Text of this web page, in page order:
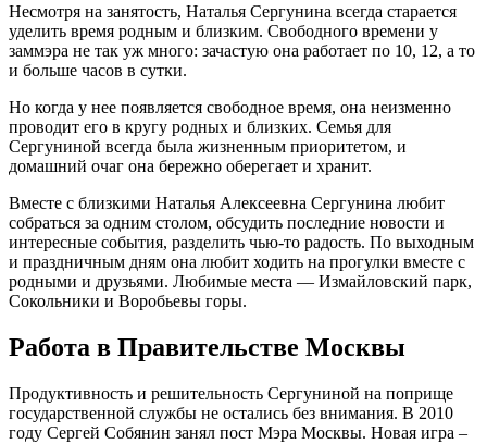
Несмотря на занятость, Наталья Сергунина всегда старается
уделить время родным и близким. Свободного времени у
заммэра не так уж много: зачастую она работает по 10, 12, а то
и больше часов в сутки.
Но когда у нее появляется свободное время, она неизменно
проводит его в кругу родных и близких. Семья для
Сергуниной всегда была жизненным приоритетом, и
домашний очаг она бережно оберегает и хранит.
Вместе с близкими Наталья Алексеевна Сергунина любит
собраться за одним столом, обсудить последние новости и
интересные события, разделить чью-то радость. По выходным
и праздничным дням она любит ходить на прогулки вместе с
родными и друзьями. Любимые места — Измайловский парк,
Сокольники и Воробьевы горы.
Работа в Правительстве Москвы
Продуктивность и решительность Сергуниной на поприще
государственной службы не остались без внимания. В 2010
году Сергей Собянин занял пост Мэра Москвы. Новая игра ‒